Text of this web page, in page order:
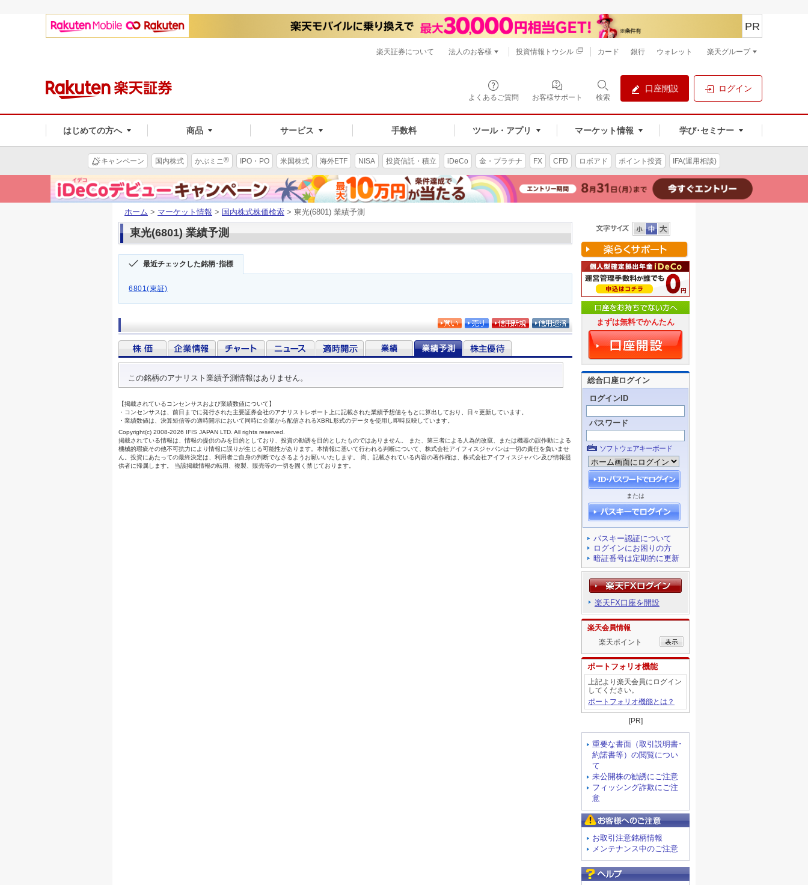
よくあるご質問 お客様サポート 検索
口座開設 ログイン
はじめての方へ 商品 サービス 手数料 ツール・アプリ マーケット情報 学び･セミナー
PR
楽天証券について 法人のお客様 投資情報トウシル カード 銀行 ウォレット 楽天グループ
キャンペーン 国内株式 かぶミニ® IPO・PO 米国株式 海外ETF NISA 投資信託・積立 iDeCo 金・プラチナ FX CFD ロボアド ポイント投資 IFA(運用相談)
ホーム > マーケット情報 > 国内株式株価検索 > 東光(6801) 業績予測
東光(6801) 業績予測
最近チェックした銘柄･指標
6801(東証)
まずは無料でかんたん
総合口座ログイン
ログインID
パスワード
ソフトウェアキーボード
または
パスキー認証について
ログインにお困りの方
暗証番号は定期的に更新
楽天FX口座を開設
楽天会員情報
楽天ポイント
ポートフォリオ機能
上記より楽天会員にログイン
してください。
ポートフォリオ機能とは？
[PR]
重要な書面（取引説明書･
約諾書等）の閲覧につい
て
未公開株の勧誘にご注意
フィッシング詐欺にご注
意
お取引注意銘柄情報
メンテナンス中のご注意